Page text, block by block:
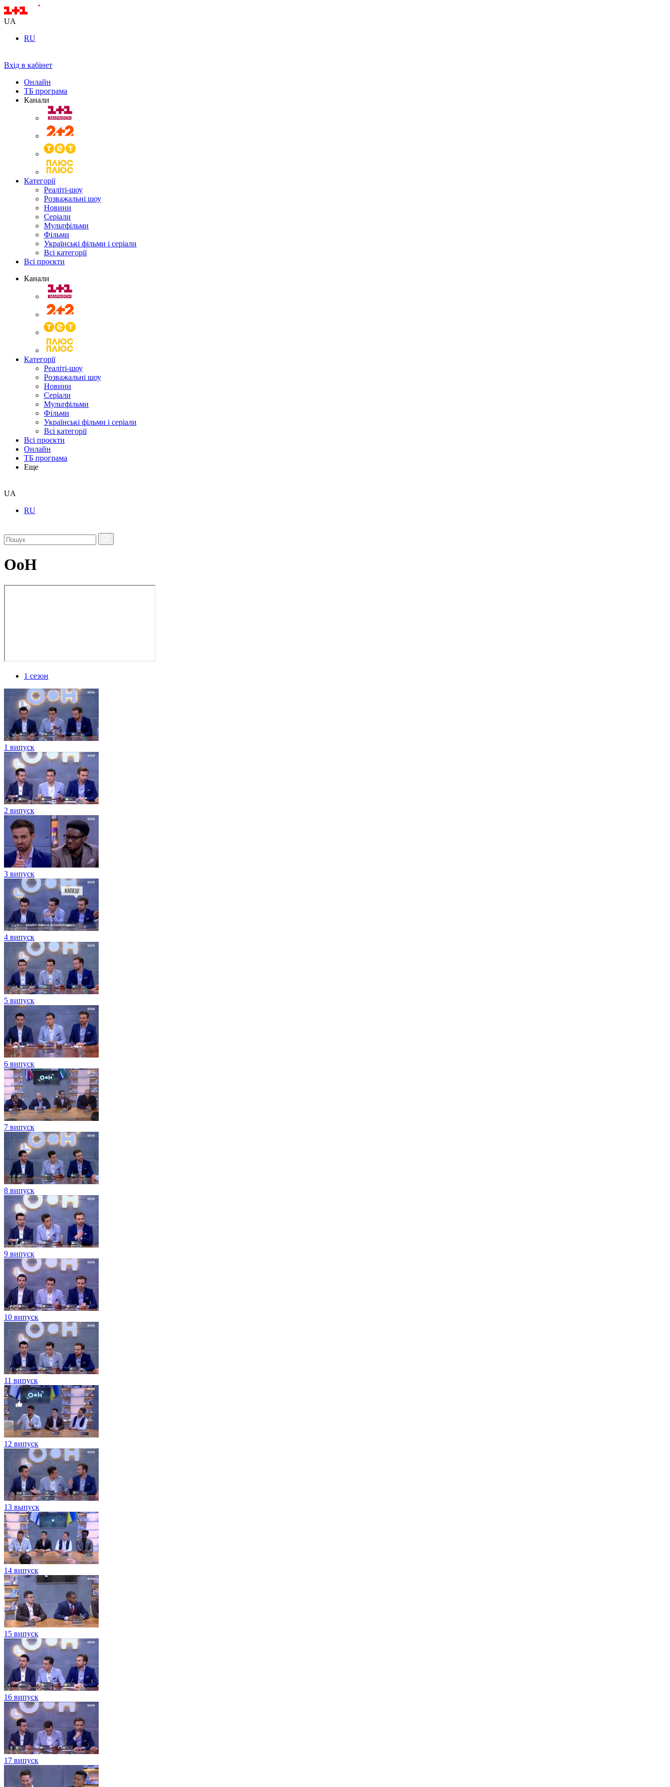
UA
RU
Вхід в кабінет
Онлайн
ТБ програма
Канали
Категорії
Реаліті-шоу
Розважальні шоу
Новини
Серіали
Мультфільми
Фільми
Українські фільми і серіали
Всі категорії
Всі проєкти
Канали
Категорії
Реаліті-шоу
Розважальні шоу
Новини
Серіали
Мультфільми
Фільми
Українські фільми і серіали
Всі категорії
Всі проєкти
Онлайн
ТБ програма
Еще
UA
RU
ОоН
1 сезон
1 випуск
2 випуск
3 випуск
4 випуск
5 випуск
6 випуск
7 випуск
8 випуск
9 випуск
10 випуск
11 випуск
12 випуск
13 выпуск
14 випуск
15 випуск
16 випуск
17 випуск